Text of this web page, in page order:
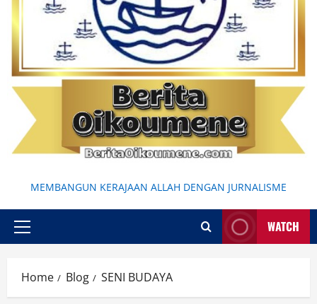
MEMBANGUN KERAJAAN ALLAH DENGAN JURNALISME
Primary
WATCH
Home Blog SENI BUDAYA